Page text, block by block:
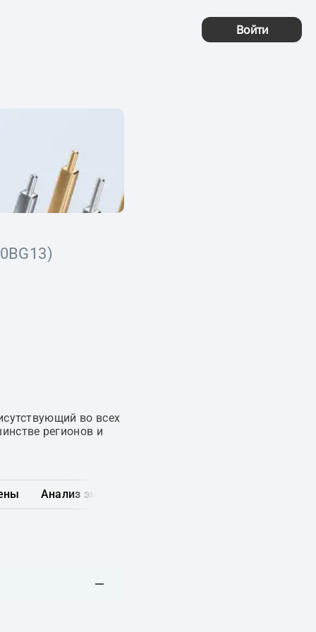
Войти
во всех
регионов и
Анализ эмитента